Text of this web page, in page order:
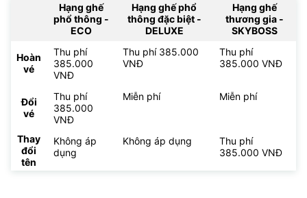
Hạng ghế
phổ thông -
ECO
Hạng ghế phổ
thông đặc biệt -
DELUXE
Hạng ghế
thương gia -
SKYBOSS
Hoàn
vé
Thu phí
385.000
VNĐ
Thu phí 385.000
VNĐ
Thu phí
385.000 VNĐ
Đổi
vé
Thu phí
385.000
VNĐ
Miễn phí Miễn phí
Thay
đổi
tên
Không áp
dụng
Không áp dụng
Thu phí
385.000 VNĐ